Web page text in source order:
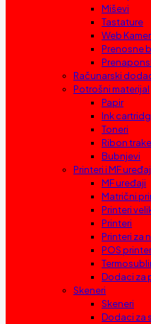
Miševi
Tastature
Web
Prenosne
Računarski
Potrošni materijal
Papir
Ink
Toneri
Ribon trake
Bubnjevi
Printeri i MF
MF uređaji
Matrični
Printeri
Printeri
Printeri za
POS
Dodaci za
Skeneri
Skeneri
Dodaci za